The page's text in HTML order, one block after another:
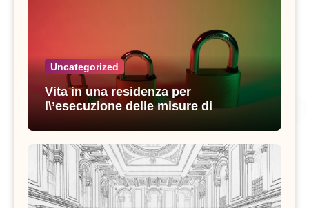
Uncategorized
Vita in una residenza per
l\’esecuzione delle misure di